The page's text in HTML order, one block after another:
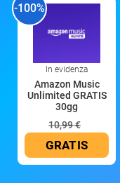
-100%
In evidenza
Amazon Music
Unlimited GRATIS
30gg
10,99 €
GRATIS